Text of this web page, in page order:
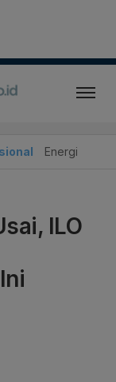
Energi
ILO